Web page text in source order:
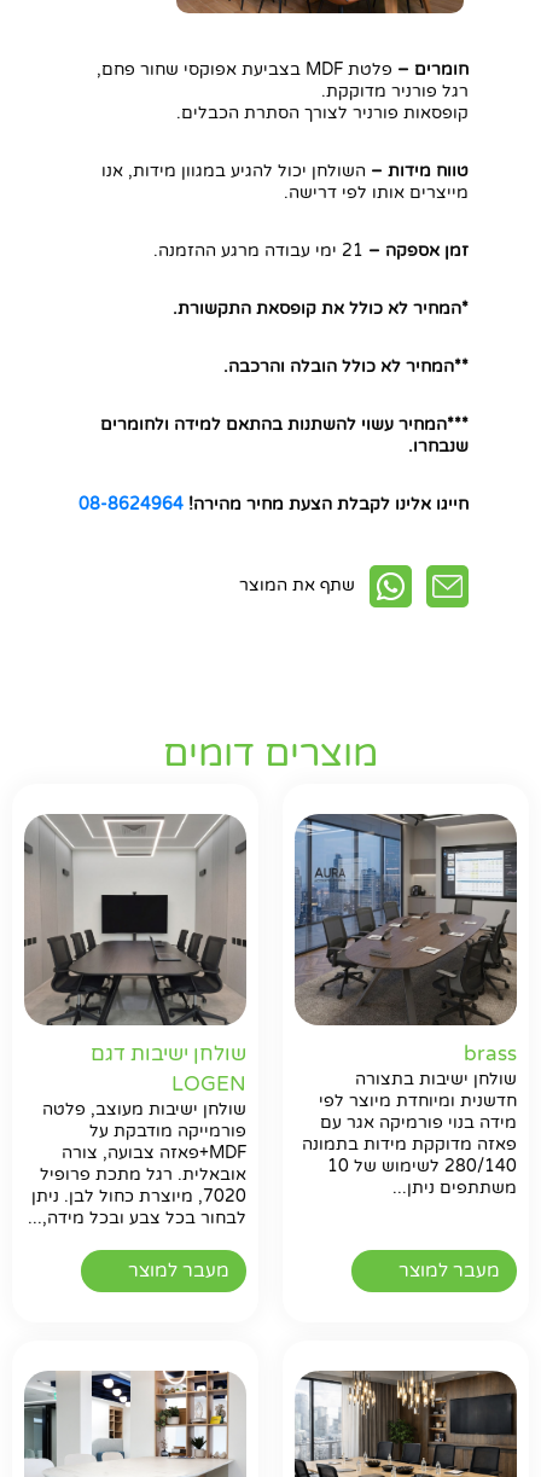
חפשו באתר
חומרים –
פלטת MDF בצביעת אפוקסי שחור פחם,
רגל פורניר מדוקקת.
קופסאות פורניר לצורך הסתרת הכבלים.
טווח מידות – השולחן יכול להגיע במגוון מידות, אנו
מייצרים אותו לפי דרישה.
זמן אספקה –
*המחיר לא כולל את קופסאת התקשורת.
**המחיר לא כולל הובלה והרכבה.
***המחיר עשוי להשתנות בהתאם למידה ולחומרים
שנבחרו.
חייגו אלינו לקבלת הצעת מחיר מהירה! 08-8624964
שתף את המוצר
מוצרים דומים
brass
שולחן ישיבות בתצורה
חדשנית ומיוחדת מיוצר לפי
מידה בנוי פורמיקה אגר עם
פאזה מדוקקת מידות בתמונה
280/140 לשימוש של 10
משתתפים ניתן...
מעבר למוצר
שולחן ישיבות דגם
LOGEN
שולחן ישיבות מעוצב, פלטה
פורמייקה מודבקת על
MDF+פאזה צבועה, צורה
אובאלית. רגל מתכת פרופיל
7020, מיוצרת כחול לבן. ניתן
לבחור בכל צבע ובכל מידה,...
מעבר למוצר